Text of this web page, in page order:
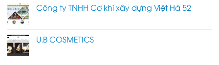
Công ty TNHH Cơ khí xây dựng Việt Hà 52
U.B COSMETICS